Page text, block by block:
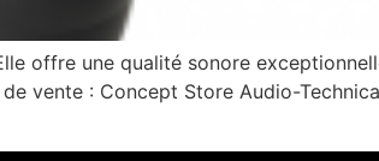
offre une qualité sonore
vente : Concept Store Audio-